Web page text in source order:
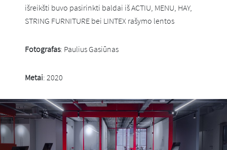
išreikšti buvo pasirinkti baldai iš ACTIU, MENU, HAY,
STRING FURNITURE bei LINTEX rašymo lentos
Fotografas: Paulius Gasiūnas
Metai: 2020